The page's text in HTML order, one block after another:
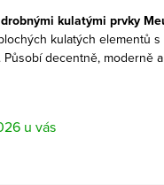
kulatými prvky
kulatých elementů
decentně, moderně